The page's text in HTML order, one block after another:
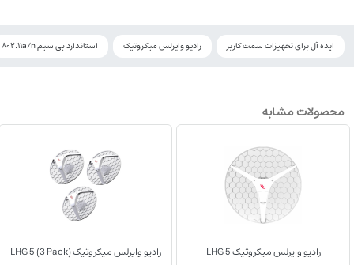
ایده آل برای تحهیزات سمت کاربر رادیو وایرلس میکروتیک استاندارد بی سیم 802.11a/n
محصولات مشابه
رادیو وایرلس میکروتیک LHG 5 رادیو وایرلس میکروتیک LHG 5 (3 Pack)